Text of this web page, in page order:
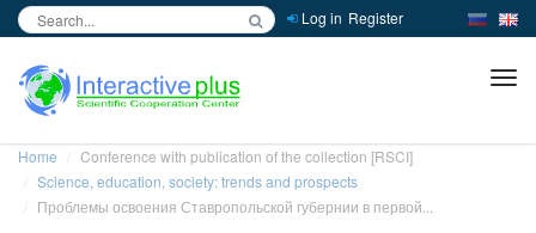
Log in Register
Home
Conference with publication of the collection [RSCI]
Science, education, society: trends and prospects
Проблемы освоения Ставропольской губернии в первой...